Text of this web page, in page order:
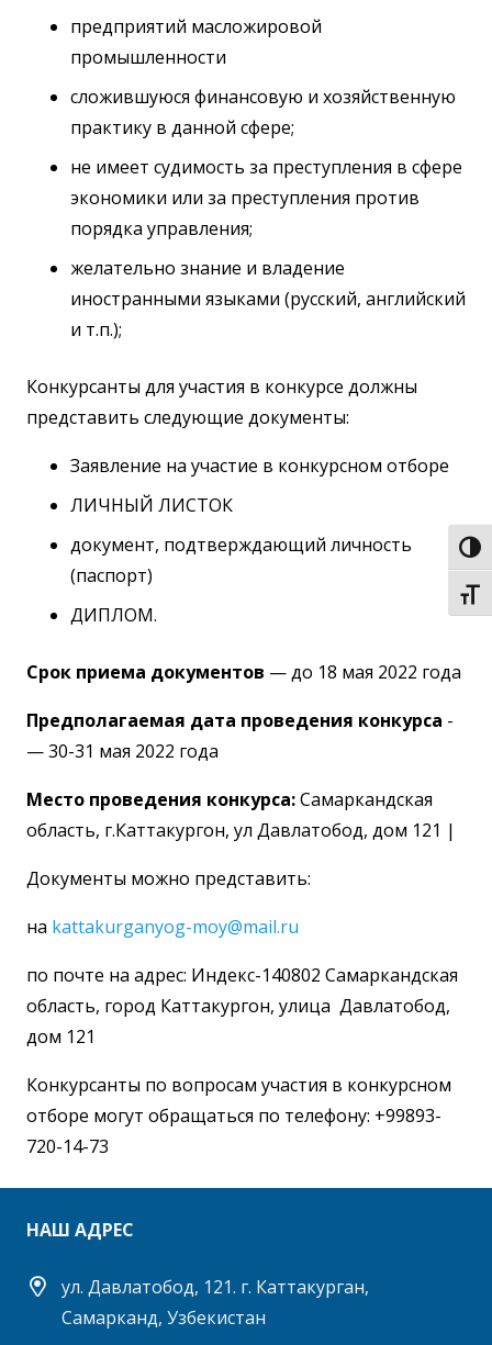
предприятий масложировой
промышленности
сложившуюся финансовую и хозяйственную
практику в данной сфере;
не имеет судимость за преступления в сфере
экономики или за преступления против
порядка управления;
желательно знание и владение
иностранными языками (русский, английский
и т.п.);
Конкурсанты для участия в конкурсе должны
представить следующие документы:
Заявление на участие в конкурсном отборе
ЛИЧНЫЙ ЛИСТОК
документ, подтверждающий личность
(паспорт)
ДИПЛОМ.
Срок приема документов — до 18 мая 2022 года
Предполагаемая дата проведения конкурса -
— 30-31 мая 2022 года
Место проведения конкурса:Самаркандская
область, г.Каттакургон, ул Давлатобод, дом 121 |
Документы можно представить:
на kattakurganyog-moy@mail.ru
по почте на адрес: Индекс-140802 Самаркандская
область, город Каттакургон, улица Давлатобод,
дом 121
Конкурсанты по вопросам участия в конкурсном
отборе могут обращаться по телефону: +99893-
720-14-73
НАШ АДРЕС
ул. Давлатобод, 121. г. Каттакурган,
Самарканд, Узбекистан